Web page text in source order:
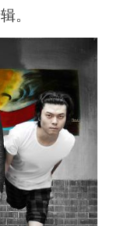
。